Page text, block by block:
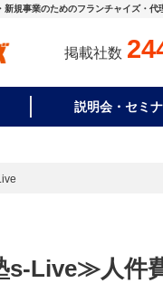
規事業のためのフランチャイズ・代
掲載社数
説明会・セミ
Live≫人件